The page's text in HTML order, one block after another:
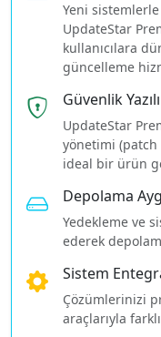
Yeni
UpdateStar
kullanıcılara
güncelleme
Güvenlik
UpdateStar
yönetimi
ideal bir ürün
Depolama
Yedekleme ve
ederek
Sistem
Çözümlerinizi
araçlarıyla